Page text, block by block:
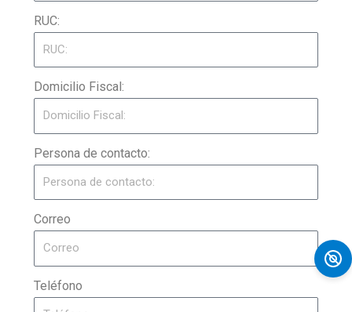
RUC:
Domicilio Fiscal:
Persona de contacto:
Correo
Teléfono